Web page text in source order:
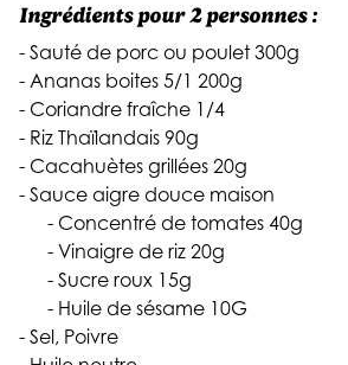
Ingrédients pour 2 personnes :
- Sauté de porc ou poulet 300g
- Ananas boites 5/1 200g
- Coriandre fraîche 1/4
- Riz Thaïlandais 90g
- Cacahuètes grillées 20g
- Sauce aigre douce maison
- Concentré de tomates 40g
- Vinaigre de riz 20g
- Sucre roux 15g
- Huile de sésame 10G
- Sel, Poivre